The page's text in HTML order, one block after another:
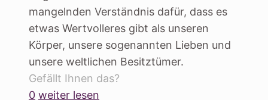
mangelnden Verständnis dafür, dass es
etwas Wertvolleres gibt als unseren
Körper, unsere sogenannten Lieben und
unsere weltlichen Besitztümer.
Gefällt Ihnen das?
0 weiter lesen